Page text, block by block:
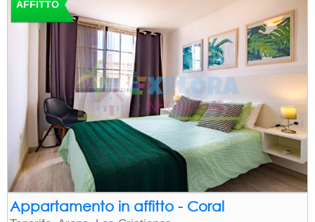
AFFITTO
Appartamento in affitto - Coral